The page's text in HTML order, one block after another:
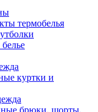
термобелья
куртки и
брюки, шорты,